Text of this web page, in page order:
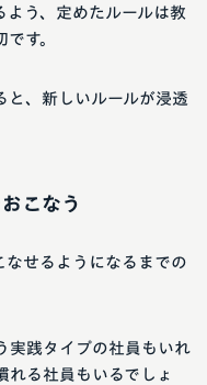
よう、定めたルールは教
す。
と、新しいルールが浸透
こなう
なせるようになるまでの
実践タイプの社員もいれ
れる社員もいるでしょ